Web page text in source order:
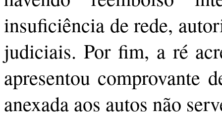
insuficiência de rede,
judiciais. Por fim, a ré
apresentou comprovante
anexada aos autos não